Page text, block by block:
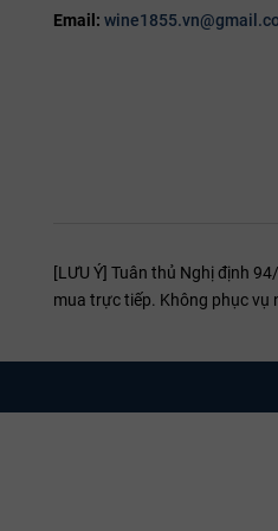
Email:
[LƯU Ý] Tuân thủ Nghị định
mua trực tiếp. Không phục vụ